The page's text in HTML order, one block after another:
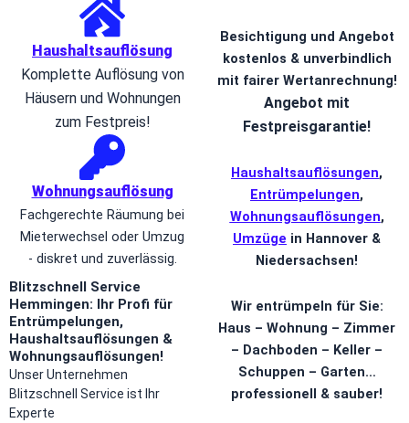
Haushaltsauflösung
Komplette Auflösung von
Häusern und Wohnungen
zum Festpreis!
Wohnungsauflösung
Fachgerechte Räumung bei
Mieterwechsel oder Umzug
- diskret und zuverlässig.
Blitzschnell Service
Hemmingen: Ihr Profi für
Entrümpelungen,
Haushaltsauflösungen &
Wohnungsauflösungen!
Unser Unternehmen
Blitzschnell Service ist Ihr
Experte
Besichtigung und Angebot
kostenlos & unverbindlich
mit fairer Wertanrechnung!
Angebot mit
Festpreisgarantie!
Haushaltsauflösungen,
Entrümpelungen,
Wohnungsauflösungen,
Umzüge in Hannover &
Niedersachsen!
Wir entrümpeln für Sie:
Haus – Wohnung – Zimmer
– Dachboden – Keller –
Schuppen – Garten…
professionell & sauber!